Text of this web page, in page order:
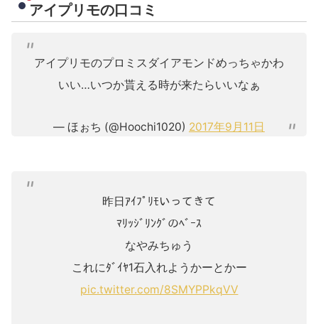
アイプリモの口コミ
アイプリモのプロミスダイアモンドめっちゃかわ
いい…いつか貰える時が来たらいいなぁ
— ほぉち (@Hoochi1020) 2017年9月11日
昨日ｱｲﾌﾟﾘﾓいってきて
ﾏﾘｯｼﾞﾘﾝｸﾞのﾍﾞｰｽ
なやみちゅう
これにﾀﾞｲﾔ1石入れようかーとかー
pic.twitter.com/8SMYPPkqVV